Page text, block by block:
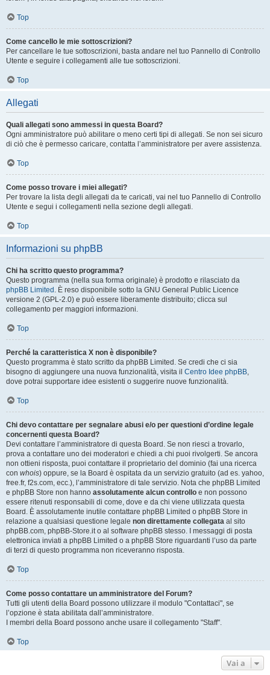
Top
Come cancello le mie sottoscrizioni?
Per cancellare le tue sottoscrizioni, basta andare nel tuo Pannello di Controllo
Utente e seguire i collegamenti alle tue sottoscrizioni.
Top
Allegati
Quali allegati sono ammessi in questa Board?
Ogni amministratore può abilitare o meno certi tipi di allegati. Se non sei sicuro
di ciò che è permesso caricare, contatta l’amministratore per avere assistenza.
Top
Come posso trovare i miei allegati?
Per trovare la lista degli allegati da te caricati, vai nel tuo Pannello di Controllo
Utente e segui i collegamenti nella sezione degli allegati.
Top
Informazioni su phpBB
Chi ha scritto questo programma?
Questo programma (nella sua forma originale) è prodotto e rilasciato da
phpBB Limited . È reso disponibile sotto la GNU General Public Licence
versione 2 (GPL-2.0) e può essere liberamente distribuito; clicca sul
collegamento per maggiori informazioni.
Top
Perché la caratteristica X non è disponibile?
Questo programma è stato scritto da phpBB Limited. Se credi che ci sia
bisogno di aggiungere una nuova funzionalità, visita il Centro Idee phpBB,
dove potrai supportare idee esistenti o suggerire nuove funzionalità.
Top
Chi devo contattare per segnalare abusi e/o per questioni d’ordine legale
concernenti questa Board?
Devi contattare l’amministratore di questa Board. Se non riesci a trovarlo,
prova a contattare uno dei moderatori e chiedi a chi puoi rivolgerti. Se ancora
non ottieni risposta, puoi contattare il proprietario del dominio (fai una ricerca
con whois) oppure, se la Board è ospitata da un servizio gratuito (ad es. yahoo,
free.fr, f2s.com, ecc.), l’amministratore di tale servizio. Nota che phpBB Limited
e phpBB Store non hanno assolutamente alcun controllo e non possono
essere ritenuti responsabili di come, dove e da chi viene utilizzata questa
Board. È assolutamente inutile contattare phpBB Limited o phpBB Store in
relazione a qualsiasi questione legale non direttamente collegata al sito
phpBB.com, phpBB-Store.it o al software phpBB stesso. I messaggi di posta
elettronica inviati a phpBB Limited o a phpBB Store riguardanti l’uso da parte
di terzi di questo programma non riceveranno risposta.
Top
Come posso contattare un amministratore del Forum?
Tutti gli utenti della Board possono utilizzare il modulo "Contattaci", se
l’opzione è stata abilitata dall’amministratore.
I membri della Board possono anche usare il collegamento "Staff".
Top
Vai a